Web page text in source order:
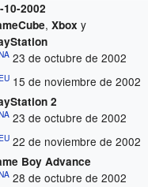
10-2002
,Xbox y
23 de octubre de 2002
EU15 de noviembre de 2002
2
23 de octubre de 2002
EU22 de noviembre de 2002
Boy Advance
28 de octubre de 2002